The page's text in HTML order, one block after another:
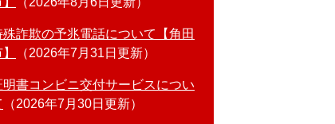
殊詐欺の予兆電話について【角田
2026年7月31日更新
明書コンビニ交付サービスについ
2026年7月30日更新